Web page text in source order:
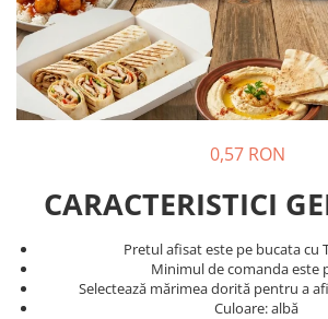
Boluri unica folosinta din trestie
zahar
Suporti pahare din carton
Barcute din carton
Sosiere din plastic cu capac
0,57 RON
CARACTERISTICI
Pretul afisat este pe bucata cu
Minimul de comanda este
Selectează mărimea dorită pentru a
Culoare: albă